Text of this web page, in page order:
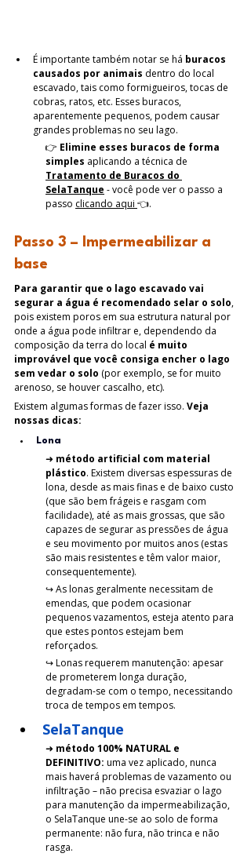
É importante também notar se há buracos
causados por animais dentro do local
escavado, tais como formigueiros, tocas de
cobras, ratos, etc. Esses buracos,
aparentemente pequenos, podem causar
grandes problemas no seu lago.
👉 Elimine esses buracos de forma
simples aplicando a técnica de
Tratamento de Buracos do
SelaTanque - você pode ver o passo a
passo clicando aqui 👈.
Passo 3 – Impermeabilizar a
base
Para garantir que o lago escavado vai
segurar a água é recomendado selar o solo,
pois existem poros em sua estrutura natural por
onde a água pode infiltrar e, dependendo da
composição da terra do local é muito
improvável que você consiga encher o lago
sem vedar o solo (por exemplo, se for muito
arenoso, se houver cascalho, etc).
Existem algumas formas de fazer isso. Veja
nossas dicas:
Lona
➜ método artificial com material
plástico. Existem diversas espessuras de
lona, desde as mais finas e de baixo custo
(que são bem frágeis e rasgam com
facilidade), até as mais grossas, que são
capazes de segurar as pressões de água
e seu movimento por muitos anos (estas
são mais resistentes e têm valor maior,
consequentemente).
↪ As lonas geralmente necessitam de
emendas, que podem ocasionar
pequenos vazamentos, esteja atento para
que estes pontos estejam bem
reforçados.
↪ Lonas requerem manutenção: apesar
de prometerem longa duração,
degradam-se com o tempo, necessitando
troca de tempos em tempos.
SelaTanque
➜ método 100% NATURAL e
DEFINITIVO: uma vez aplicado, nunca
mais haverá problemas de vazamento ou
infiltração – não precisa esvaziar o lago
para manutenção da impermeabilização,
o SelaTanque une-se ao solo de forma
permanente: não fura, não trinca e não
rasga.